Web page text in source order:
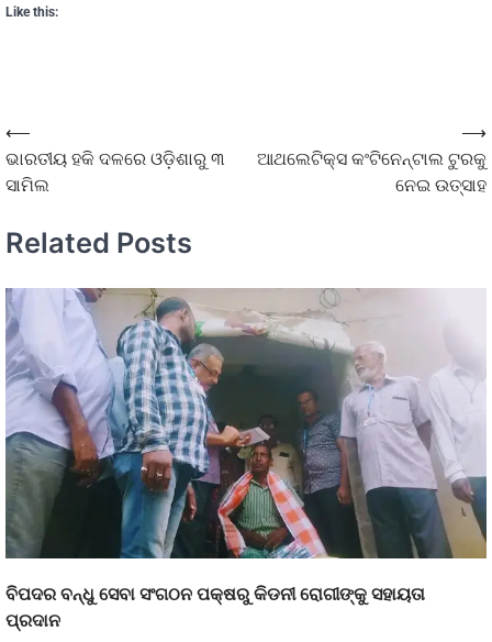
Like this:
⟵
ଭାରତୀୟ ହକି ଦଳରେ ଓଡ଼ିଶାରୁ ୩
ସାମିଲ
ଆଥଲେଟିକ୍ସ କଂଟିନେନ୍ଟାଲ ଟୁରକୁ
ନେଇ ଉତ୍ସାହ
⟶
Related Posts
ବିପଦର ବନ୍ଧୁ ସେବା ସଂଗଠନ ପକ୍ଷରୁ କିଡନୀ ରୋଗୀଙ୍କୁ ସହାୟତା
ପ୍ରଦାନ